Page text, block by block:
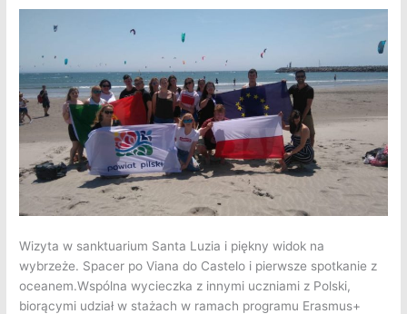
Wizyta w sanktuarium Santa Luzia i piękny widok na
wybrzeże. Spacer po Viana do Castelo i pierwsze spotkanie z
oceanem.Wspólna wycieczka z innymi uczniami z Polski,
biorącymi udział w stażach w ramach programu Erasmus+